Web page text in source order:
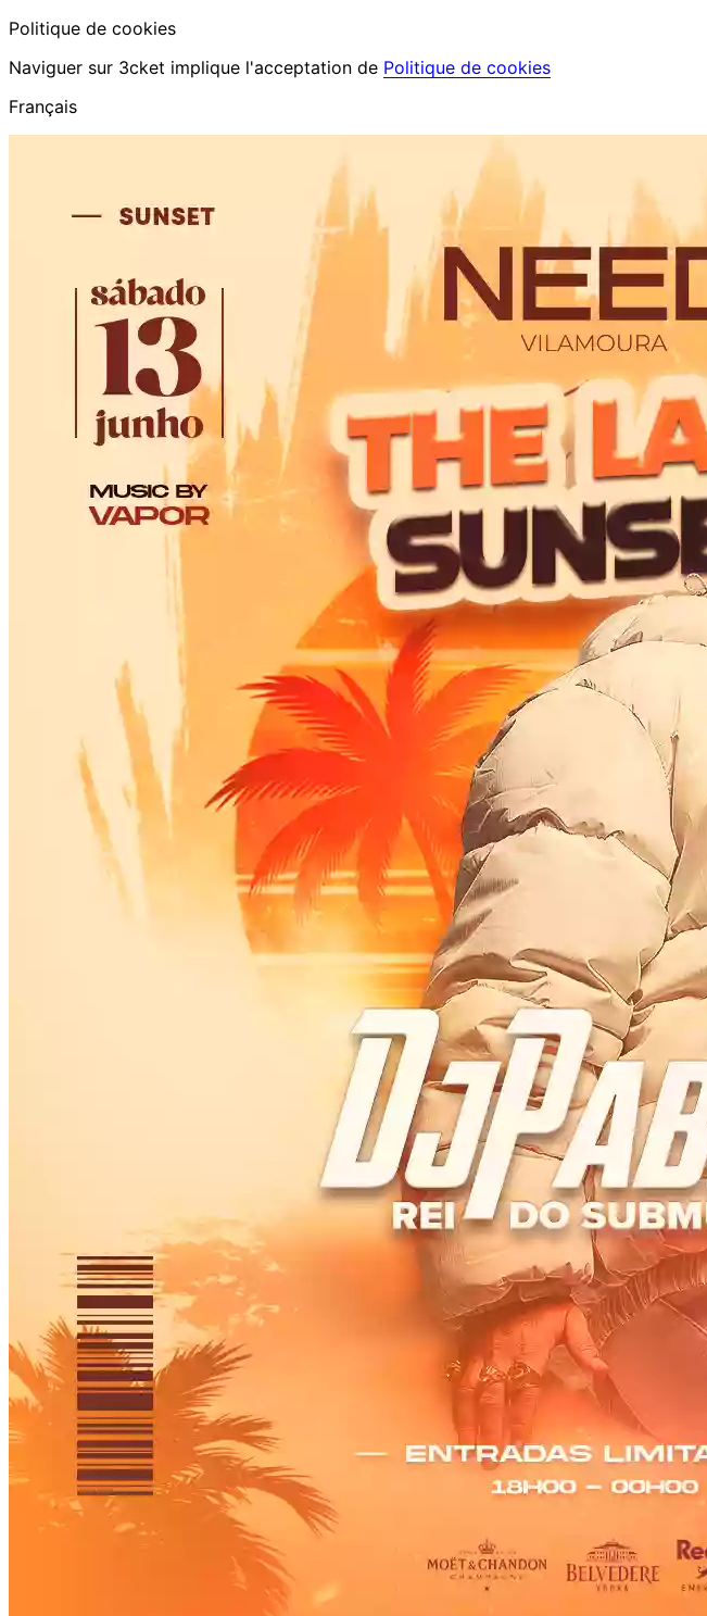
Politique de cookies
Naviguer sur 3cket implique l'acceptation de Politique de cookies
Français